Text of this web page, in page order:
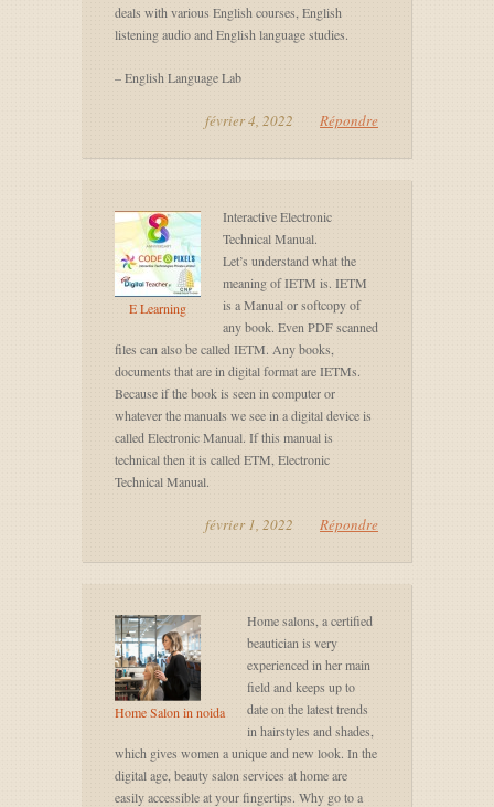
deals with various English courses, English
listening audio and English language studies.
– English Language Lab
février 4, 2022 Répondre
E Learning
Interactive Electronic
Technical Manual.
Let’s understand what the
meaning of IETM is. IETM
is a Manual or softcopy of
any book. Even PDF scanned
files can also be called IETM. Any books,
documents that are in digital format are IETMs.
Because if the book is seen in computer or
whatever the manuals we see in a digital device is
called Electronic Manual. If this manual is
technical then it is called ETM, Electronic
Technical Manual.
février 1, 2022 Répondre
Home Salon in noida
Home salons, a certified
beautician is very
experienced in her main
field and keeps up to
date on the latest trends
in hairstyles and shades,
which gives women a unique and new look. In the
digital age, beauty salon services at home are
easily accessible at your fingertips. Why go to a